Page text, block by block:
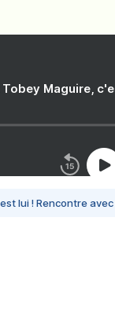
Maguire,
lui ! Rencontre